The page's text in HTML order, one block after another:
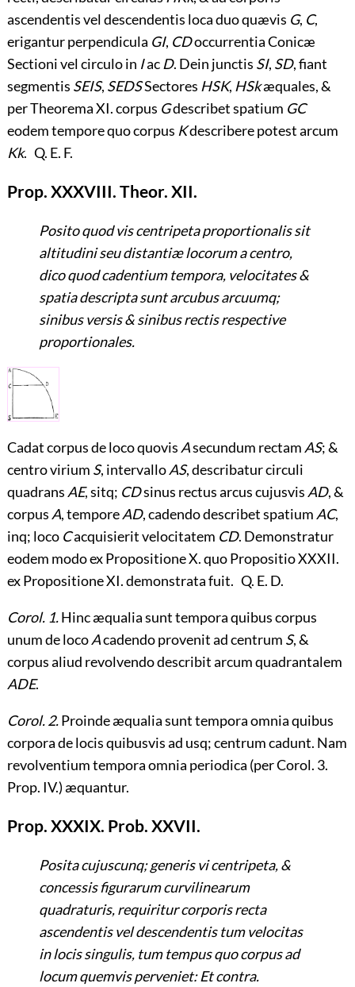
ascendentis vel descendentis loca duo quævis G, C,
erigantur perpendicula GI, CDoccurrentia Conicæ
Sectioni vel circulo in Iac D. Dein junctis SI, SD, fiant
segmentis SEIS, SEDSSectores HSK, HSkæquales, &
per Theorema XI. corpus Gdescribet spatium GC
eodem tempore quo corpus Kdescribere potest arcum
Kk. Q. E. F.
Prop. XXXVIII. Theor. XII.
Posito quod vis centripeta proportionalis sit
altitudini seu distantiæ locorum a centro,
dico quod cadentium tempora, velocitates &
spatia descripta sunt arcubus arcuumq;
sinibus versis & sinibus rectis respective
proportionales.
Cadat corpus de loco quovis Asecundum rectam AS; &
centro virium S, intervalloAS, describatur circuli
quadrans AE, sitq; CDsinus rectus arcuscujusvis AD, &
corpus A, temporeAD, cadendo describet spatium AC,
inq; loco Cacquisierit velocitatem CD. Demonstratur
eodem modo ex Propositione X. quo Propositio XXXII.
ex Propositione XI. demonstrata fuit. Q. E. D.
Corol. 1.Hinc æqualia sunt tempora quibus corpus
unum de locoAcadendo provenit ad centrum S, &
corpus aliud revolvendo describit arcum quadrantalem
ADE.
Corol. 2.Proinde æqualia sunt tempora omnia quibus
corpora de locis quibusvis ad usq; centrum cadunt. Nam
revolventium tempora omnia periodica (per Corol. 3.
Prop. IV.) æquantur.
Prop. XXXIX. Prob. XXVII.
Posita cujuscunq; generis vi centripeta, &
concessis figurarum curvilinearum
quadraturis, requiritur corporis recta
ascendentis vel descendentis tum velocitas
in locis singulis, tum tempus quo corpus ad
locum quemvis perveniet: Et contra.